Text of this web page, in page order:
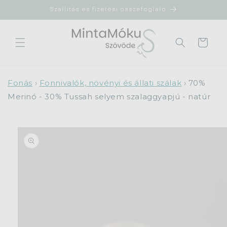
Szállítás és fizetési összefoglaló
Kosár
Fonás › Fonnivalók, növényi és állati szálak › 70%
Merinó - 30% Tussah selyem szalaggyapjú - natúr